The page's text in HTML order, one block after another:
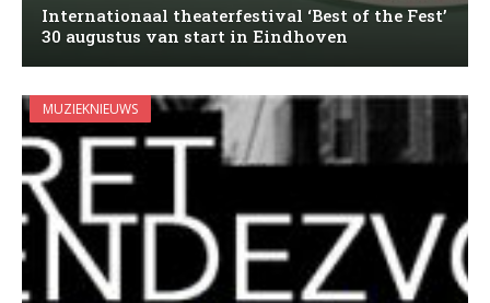
Internationaal theaterfestival ‘Best of the Fest’
30 augustus van start in Eindhoven
MUZIEKNIEUWS